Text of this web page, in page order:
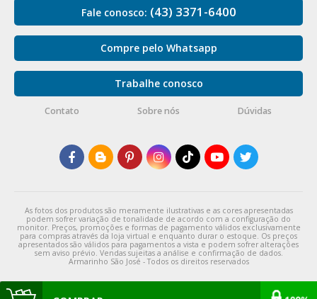
Fale conosco: (43) 3371-6400
Compre pelo Whatsapp
Trabalhe conosco
Contato Sobre nós Dúvidas
As fotos dos produtos são meramente ilustrativas e as cores apresentadas
podem sofrer variação de tonalidade de acordo com a configuração do
monitor. Preços, promoções e formas de pagamento válidos exclusivamente
para compras através da loja virtual e enquanto durar o estoque. Os preços
apresentados são válidos para pagamentos a vista e podem sofrer alterações
sem aviso prévio. Vendas sujeitas a análise e confirmação de dados.
Armarinho São José - Todos os direitos reservados